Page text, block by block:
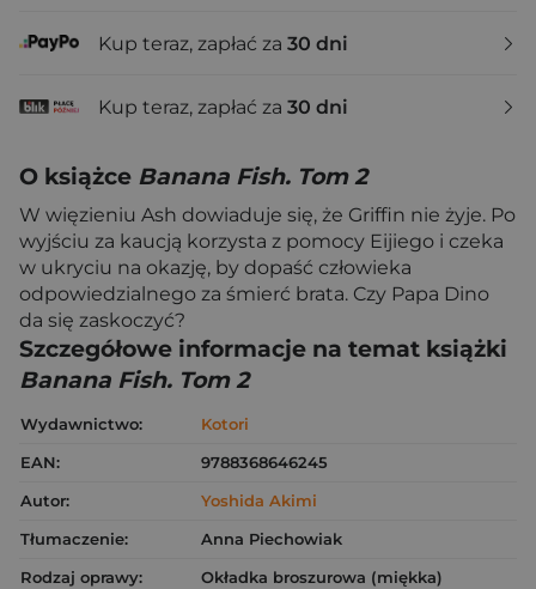
Kup teraz, zapłać za 30 dni
Kup teraz, zapłać za 30 dni
O książce Banana Fish. Tom 2
W więzieniu Ash dowiaduje się, że Griffin nie żyje. Po
wyjściu za kaucją korzysta z pomocy Eijiego i czeka
w ukryciu na okazję, by dopaść człowieka
odpowiedzialnego za śmierć brata. Czy Papa Dino
da się zaskoczyć?
Szczegółowe informacje na temat książki
Banana Fish. Tom 2
Wydawnictwo:
Kotori
EAN:
9788368646245
Autor:
Yoshida Akimi
Tłumaczenie:
Anna Piechowiak
Rodzaj oprawy:
Okładka broszurowa (miękka)